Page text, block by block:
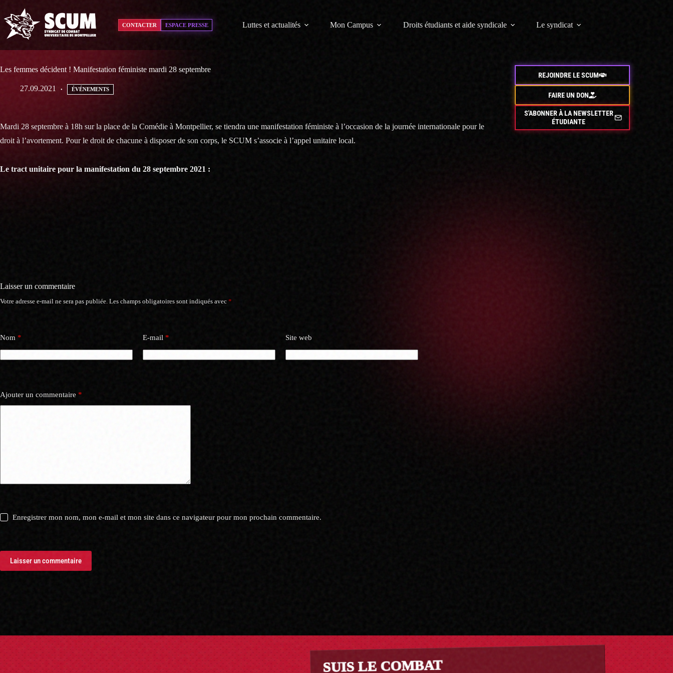
contenu
CONTACTER ESPACE PRESSE Luttes et actualités Mon Campus Droits étudiants et aide syndicale Le syndicat
Les femmes décident ! Manifestation féministe mardi 28 septembre
27.09.2021 ÉVÉNEMENTS
Mardi 28 septembre à 18h sur la place de la Comédie à Montpellier, se tiendra une manifestation féministe à l’occasion de la journée internationale pour le
droit à l’avortement. Pour le droit de chacune à disposer de son corps, le SCUM s’associe à l’appel unitaire local.
Le tract unitaire pour la manifestation du 28 septembre 2021 :
REJOINDRE LE SCUM
FAIRE UN DON
S'ABONNER À LA NEWSLETTER
ÉTUDIANTE
Laisser un commentaire
Votre adresse e-mail ne sera pas publiée. Les champs obligatoires sont indiqués avec *
Nom * E-mail * Site web
Ajouter un commentaire *
Enregistrer mon nom, mon e-mail et mon site dans ce navigateur pour mon prochain commentaire.
Laisser un commentaire
SUIS LE COMBAT